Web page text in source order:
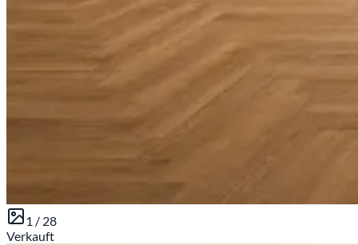
1 / 28
Verkauft